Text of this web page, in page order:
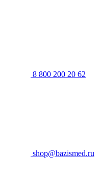
8 800 200 20 62
shop@bazismed.ru